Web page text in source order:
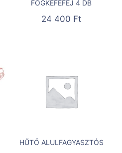
FOGKEFEFEJ 4 DB
24 400 Ft
HŰTŐ ALULFAGYASZTÓS